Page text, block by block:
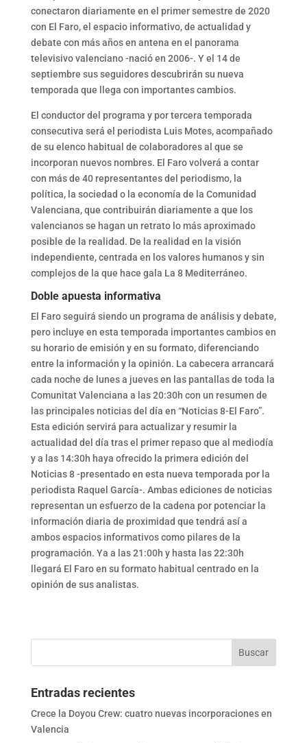
conectaron diariamente en el primer semestre de 2020
con El Faro, el espacio informativo, de actualidad y
debate con más años en antena en el panorama
televisivo valenciano -nació en 2006-. Y el 14 de
septiembre sus seguidores descubrirán su nueva
temporada que llega con importantes cambios.
El conductor del programa y por tercera temporada
consecutiva será el periodista Luis Motes, acompañado
de su elenco habitual de colaboradores al que se
incorporan nuevos nombres. El Faro volverá a contar
con más de 40 representantes del periodismo, la
política, la sociedad o la economía de la Comunidad
Valenciana, que contribuirán diariamente a que los
valencianos se hagan un retrato lo más aproximado
posible de la realidad. De la realidad en la visión
independiente, centrada en los valores humanos y sin
complejos de la que hace gala La 8 Mediterráneo.
Doble apuesta informativa
El Faro seguirá siendo un programa de análisis y debate,
pero incluye en esta temporada importantes cambios en
su horario de emisión y en su formato, diferenciando
entre la información y la opinión. La cabecera arrancará
cada noche de lunes a jueves en las pantallas de toda la
Comunitat Valenciana a las 20:30h con un resumen de
las principales noticias del día en “Noticias 8-El Faro”.
Esta edición servirá para actualizar y resumir la
actualidad del día tras el primer repaso que al mediodía
y a las 14:30h haya ofrecido la primera edición del
Noticias 8 -presentado en esta nueva temporada por la
periodista Raquel García-. Ambas ediciones de noticias
representan un esfuerzo de la cadena por potenciar la
información diaria de proximidad que tendrá así a
ambos espacios informativos como pilares de la
programación. Ya a las 21:00h y hasta las 22:30h
llegará El Faro en su formato habitual centrado en la
opinión de sus analistas.
Entradas recientes
Crece la Doyou Crew: cuatro nuevas incorporaciones en
Valencia